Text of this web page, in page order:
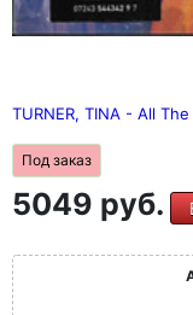
TURNER, TINA - All
Под заказ
5049 руб.